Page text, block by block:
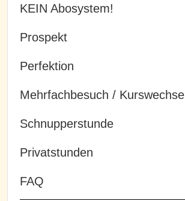
KEIN Abosystem!
Prospekt
Perfektion
Mehrfachbesuch / Kurswechsel
Schnupperstunde
Privatstunden
FAQ